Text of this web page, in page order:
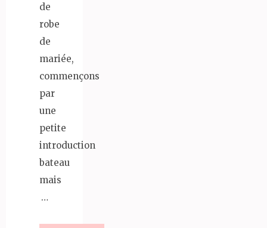
de
robe
de
mariée,
commençons
par
une
petite
introduction
bateau
mais
…